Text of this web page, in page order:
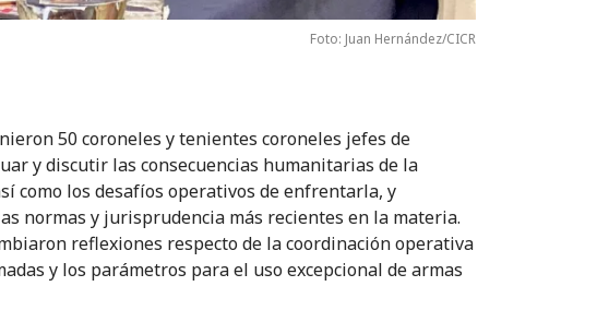
Foto: Juan Hernández/CICR
50 coroneles y tenientes coroneles jefes de
y discutir las consecuencias humanitarias de la
como los desafíos operativos de enfrentarla, y
normas y jurisprudencia más recientes en la materia.
reflexiones respecto de la coordinación operativa
y los parámetros para el uso excepcional de armas